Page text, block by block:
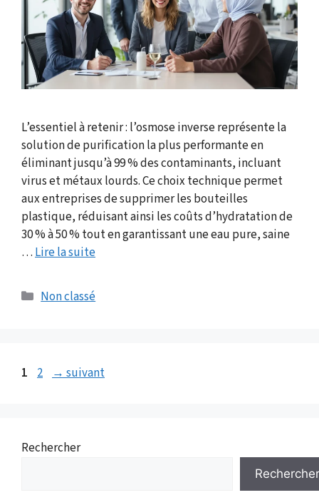
L’essentiel à retenir : l’osmose inverse représente la
solution de purification la plus performante en
éliminant jusqu’à 99 % des contaminants, incluant
virus et métaux lourds. Ce choix technique permet
aux entreprises de supprimer les bouteilles
plastique, réduisant ainsi les coûts d’hydratation de
30 % à 50 % tout en garantissant une eau pure, saine
…Lire la suite
Catégories
Non classé
Page
1 Page
2 →suivant
Rechercher
Rechercher